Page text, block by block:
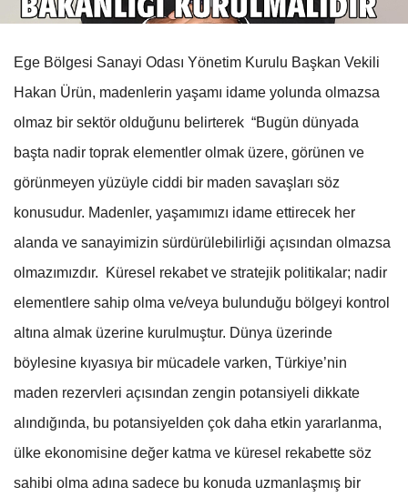
Ege Bölgesi Sanayi Odası Yönetim Kurulu Başkan Vekili
Hakan Ürün, madenlerin yaşamı idame yolunda olmazsa
olmaz bir sektör olduğunu belirterek “Bugün dünyada
başta nadir toprak elementler olmak üzere, görünen ve
görünmeyen yüzüyle ciddi bir maden savaşları söz
konusudur. Madenler, yaşamımızı idame ettirecek her
alanda ve sanayimizin sürdürülebilirliği açısından olmazsa
olmazımızdır. Küresel rekabet ve stratejik politikalar; nadir
elementlere sahip olma ve/veya bulunduğu bölgeyi kontrol
altına almak üzerine kurulmuştur. Dünya üzerinde
böylesine kıyasıya bir mücadele varken, Türkiye’nin
maden rezervleri açısından zengin potansiyeli dikkate
alındığında, bu potansiyelden çok daha etkin yararlanma,
ülke ekonomisine değer katma ve küresel rekabette söz
sahibi olma adına sadece bu konuda uzmanlaşmış bir